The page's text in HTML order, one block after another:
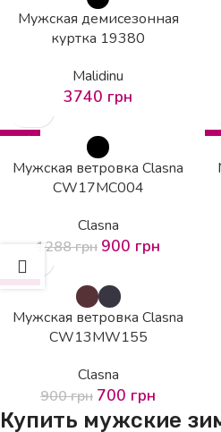
Мужская демисезонная
куртка 19380
Malidinu
3740 грн
-30%
Мужская ветровка Clasna
CW17MC004
Clasna
1288грн 900 грн
-
-22%
Мужская ветровка Clasna
CW13MW155
Clasna
900грн 700 грн
Купить мужские